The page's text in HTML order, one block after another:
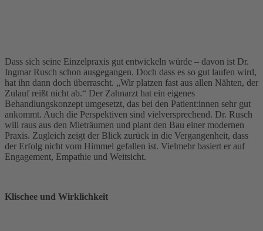
Dass sich seine Einzelpraxis gut entwickeln würde – davon ist Dr.
Ingmar Rusch schon ausgegangen. Doch dass es so gut laufen wird,
hat ihn dann doch überrascht. „Wir platzen fast aus allen Nähten, der
Zulauf reißt nicht ab.“ Der Zahnarzt hat ein eigenes
Behandlungskonzept umgesetzt, das bei den Patient:innen sehr gut
ankommt. Auch die Perspektiven sind vielversprechend. Dr. Rusch
will raus aus den Mieträumen und plant den Bau einer modernen
Praxis. Zugleich zeigt der Blick zurück in die Vergangenheit, dass
der Erfolg nicht vom Himmel gefallen ist. Vielmehr basiert er auf
Engagement, Empathie und Weitsicht.
Klischee und Wirklichkeit